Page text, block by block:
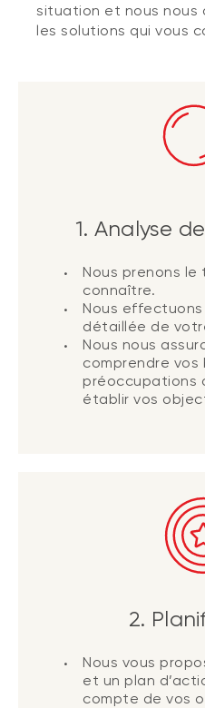
situation et nous nous
les solutions qui vous
1. Analyse
Nous prenons le
connaître.
Nous
détaillée de
Nous nous
comprendre vos
préoccupations
établir vos
2.
Nous vous
et un plan
compte de vos